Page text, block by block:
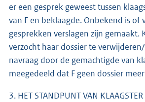
er een gesprek geweest tussen
van F en beklaagde. Onbekend is of
gesprekken verslagen zijn gemaakt.
verzocht haar dossier te
navraag door de gemachtigde van
meegedeeld dat F geen dossier
3. HET STANDPUNT VAN